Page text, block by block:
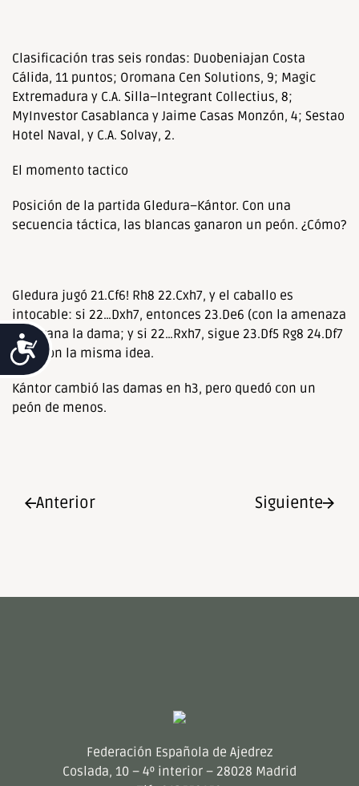
Accesibilidad
Clasificación tras seis rondas: Duobeniajan Costa
Cálida, 11 puntos; Oromana Cen Solutions, 9; Magic
Extremadura y C.A. Silla–Integrant Collectius, 8;
MyInvestor Casablanca y Jaime Casas Monzón, 4; Sestao
Hotel Naval, y C.A. Solvay, 2.
El momento tactico
Posición de la partida Gledura–Kántor. Con una
secuencia táctica, las blancas ganaron un peón. ¿Cómo?
Gledura jugó 21.Cf6! Rh8 22.Cxh7, y el caballo es
intocable: si 22…Dxh7, entonces 23.De6 (con la amenaza
Th3) gana la dama; y si 22…Rxh7, sigue 23.Df5 Rg8 24.Df7
Rh8, con la misma idea.
Kántor cambió las damas en h3, pero quedó con un
peón de menos.
Anterior Siguiente
Federación Española de Ajedrez
Coslada, 10 – 4º interior – 28028 Madrid